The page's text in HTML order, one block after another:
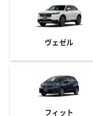
ヴェゼル
フィット